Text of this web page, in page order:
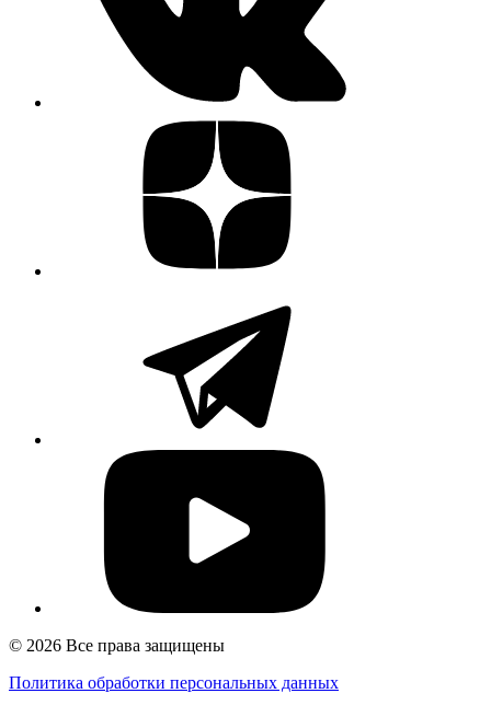
© 2026 Все права защищены
Политика обработки персональных данных